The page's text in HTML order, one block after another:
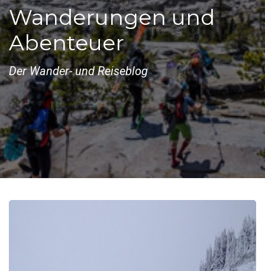
Wanderungen und
Abenteuer
Der Wander- und Reiseblog